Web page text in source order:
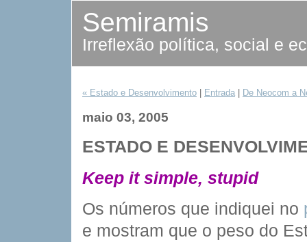
Semiramis
Irreflexão política, social e
« Estado e Desenvolvimento Entrada De Neocom a
maio 03, 2005
ESTADO E
Keep it simple, stupid
Os números que indiquei no
e mostram que o peso do